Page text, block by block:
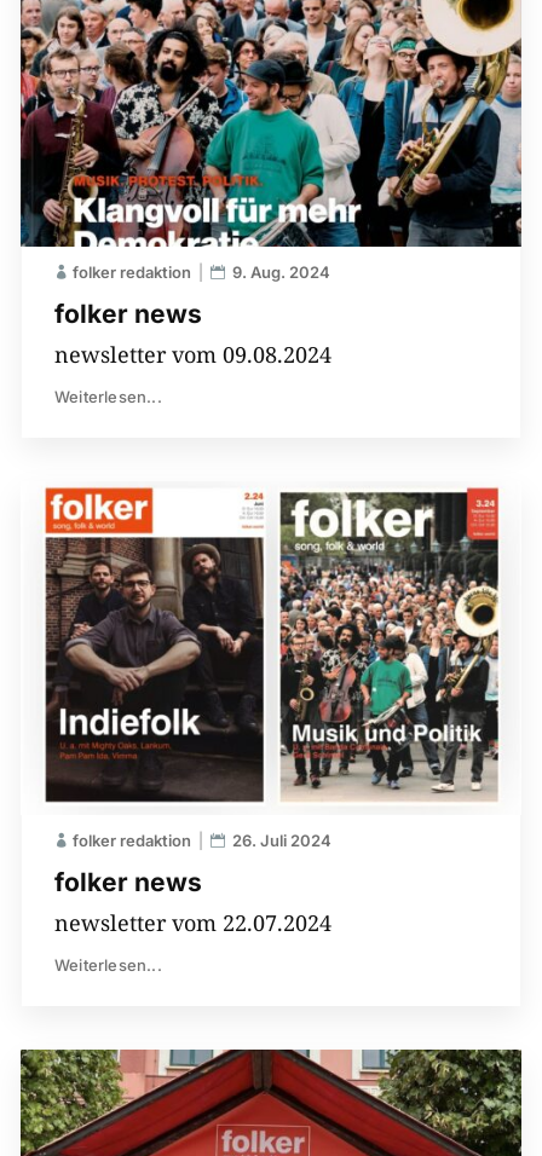
folker news
folker redaktion 9. Aug. 2024
newsletter vom 09.08.2024
Weiterlesen...
folker news
folker redaktion 26. Juli 2024
newsletter vom 22.07.2024
Weiterlesen...